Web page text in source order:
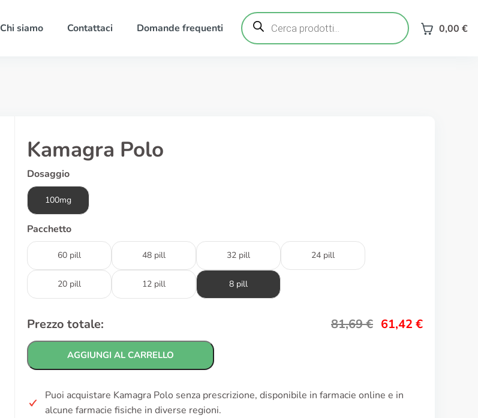
Chi siamo Contattaci Domande frequenti
Ricerca
prodotti 0,00 €
Kamagra Polo
Dosaggio
100mg
Pacchetto
60 pill 48 pill 32 pill 24 pill
20 pill 12 pill 8 pill
Prezzo totale: 81,69€ 61,42 €
AGGIUNGI AL CARRELLO
Puoi acquistare Kamagra Polo senza prescrizione, disponibile in farmacie online e in
alcune farmacie fisiche in diverse regioni.